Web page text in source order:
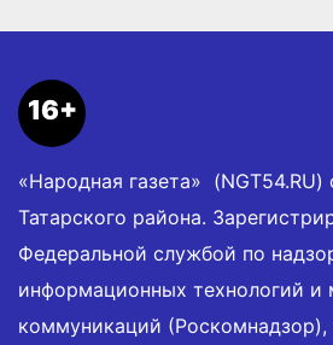
16+
«Народная газета» (NGT54.RU)
Татарского района.
Федеральной службой по
информационных технологий и
коммуникаций (Роскомнадзор),